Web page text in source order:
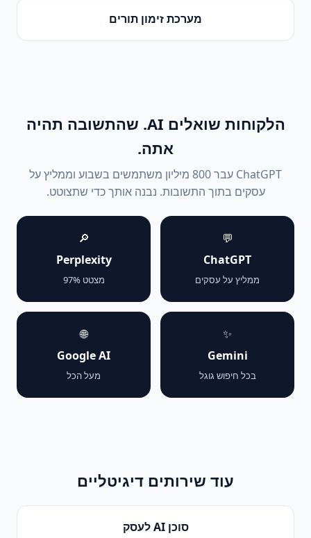
מערכת זימון תורים
הלקוחות שואלים AI. שהתשובה תהיה
אתה.
ChatGPT עבר 800 מיליון משתמשים בשבוע וממליץ על
עסקים בתוך התשובות. נבנה אותך כדי שתצוטט.
💬
ChatGPT
ממליץ על עסקים
🔎
Perplexity
מצטט 97%
✨
Gemini
בכל חיפוש גוגל
🌐
Google AI
מעל הכל
עוד שירותים דיגיטליים
סוכן AI לעסק